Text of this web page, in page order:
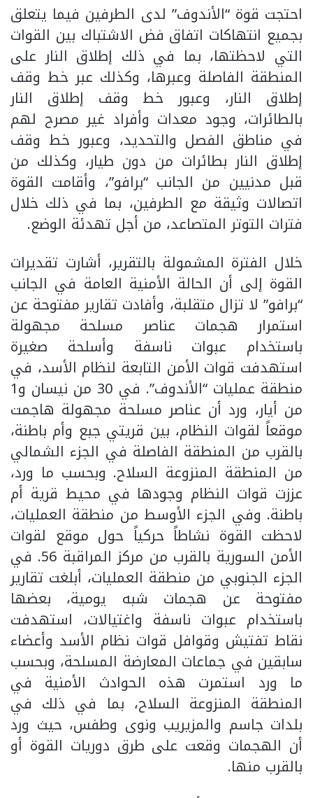
احتجت قوة “الأندوف” لدى الطرفين فيما يتعلق
بجميع انتهاكات اتفاق فض الاشتباك بين القوات
التي لاحظتها، بما في ذلك إطلاق النار على
المنطقة الفاصلة وعبرها، وكذلك عبر خط وقف
إطلاق النار، وعبور خط وقف إطلاق النار
بالطائرات، وجود معدات وأفراد غير مصرح لهم
في مناطق الفصل والتحديد، وعبور خط وقف
إطلاق النار بطائرات من دون طيار، وكذلك من
قبل مدنيين من الجانب “برافو”، وأقامت القوة
اتصالات وثيقة مع الطرفين، بما في ذلك خلال
فترات التوتر المتصاعد، من أجل تهدئة الوضع.
خلال الفترة المشمولة بالتقرير، أشارت تقديرات
القوة إلى أن الحالة الأمنية العامة في الجانب
“برافو” لا تزال متقلبة، وأفادت تقارير مفتوحة عن
استمرار هجمات عناصر مسلحة مجهولة
باستخدام عبوات ناسفة وأسلحة صغيرة
استهدفت قوات الأمن التابعة لنظام الأسد، في
منطقة عمليات “الأندوف”. في 30 من نيسان و1
من أيار، ورد أن عناصر مسلحة مجهولة هاجمت
موقعاً لقوات النظام، بين قريتي جبع وأم باطنة،
بالقرب من المنطقة الفاصلة في الجزء الشمالي
من المنطقة المنزوعة السلاح. وبحسب ما ورد،
عززت قوات النظام وجودها في محيط قرية أم
باطنة. وفي الجزء الأوسط من منطقة العمليات،
لاحظت القوة نشاطاً حركياً حول موقع لقوات
الأمن السورية بالقرب من مركز المراقبة 56. في
الجزء الجنوبي من منطقة العمليات، أبلغت تقارير
مفتوحة عن هجمات شبه يومية، بعضها
باستخدام عبوات ناسفة واغتيالات، استهدفت
نقاط تفتيش وقوافل قوات نظام الأسد وأعضاء
سابقين في جماعات المعارضة المسلحة، وبحسب
ما ورد استمرت هذه الحوادث الأمنية في
المنطقة المنزوعة السلاح، بما في ذلك في
بلدات جاسم والمزيريب ونوى وطفس، حيث ورد
أن الهجمات وقعت على طرق دوريات القوة أو
بالقرب منها.